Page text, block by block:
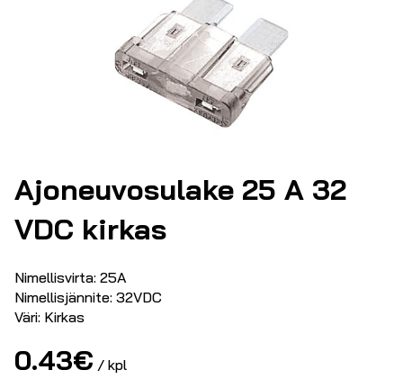
Ajoneuvosulake 25 A 32
VDC kirkas
Nimellisvirta: 25A
Nimellisjännite: 32VDC
Väri: Kirkas
0.43€ / kpl